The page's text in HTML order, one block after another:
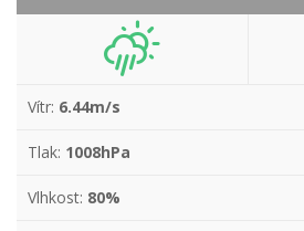
Vítr: 6.44m/s
Tlak: 1008hPa
Vlhkost: 80%